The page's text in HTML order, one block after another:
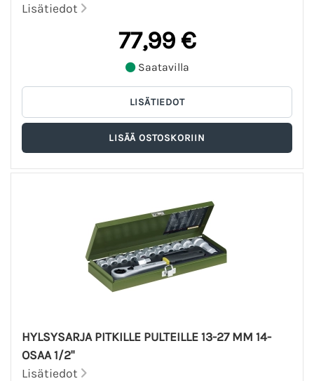
Lisätiedot
77,99 €
Saatavilla
HYLSYSARJA PITKILLE PULTEILLE 13-27 MM 14-
OSAA 1/2"
Lisätiedot